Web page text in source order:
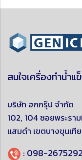
สนใจเครื่องทำน้ำ
บริษัท ฮกกรุ๊ป จำกัด
102, 104 ซอยพระรา
แสมดำ เขตบางขุนเที
: 098-2675292